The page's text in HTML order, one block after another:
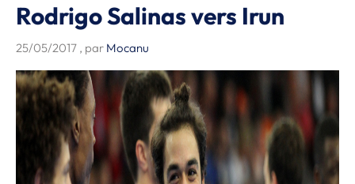
Rodrigo Salinas vers Irun
25/05/2017 , par Mocanu